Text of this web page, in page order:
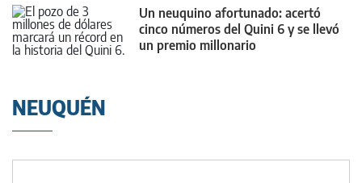
Un neuquino afortunado: acertó
cinco números del Quini 6 y se llevó
un premio millonario
NEUQUÉN